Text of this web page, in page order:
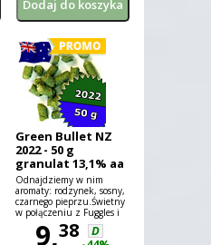
Green Bullet NZ
2022 - 50 g
granulat 13,1% aa
Odnajdziemy w nim
aromaty: rodzynek, sosny,
czarnego pieprzu.Świetny
w połączeniu z Fuggles i
Willamette.
9,38
D